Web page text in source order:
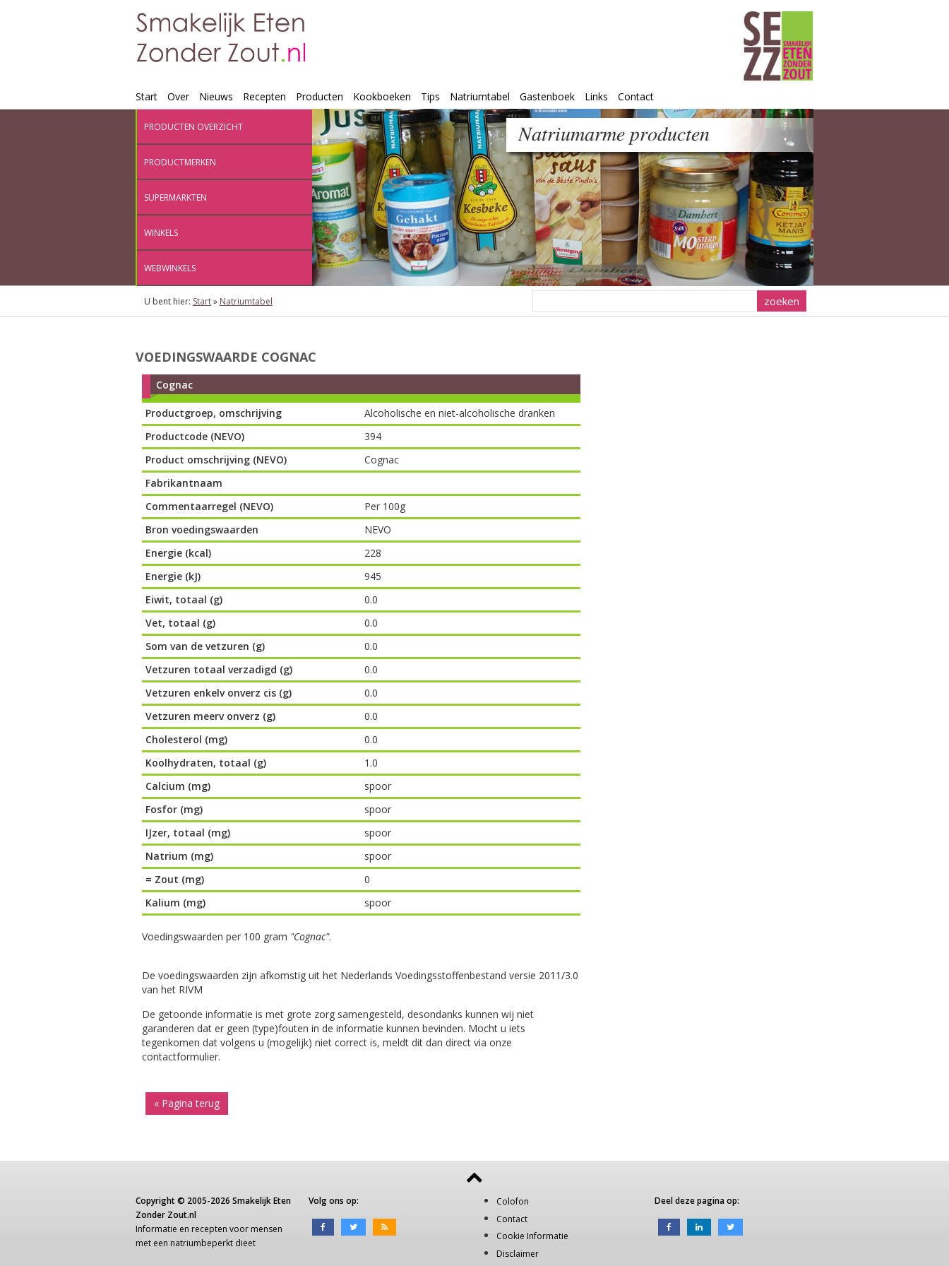
Start Over Nieuws Recepten Producten Kookboeken Tips Natriumtabel Gastenboek Links Contact
PRODUCTEN OVERZICHT
PRODUCTMERKEN
SUPERMARKTEN
WINKELS
WEBWINKELS
U bent hier: Start» Natriumtabel
VOEDINGSWAARDE COGNAC
Cognac
Productgroep, omschrijving
Alcoholische en niet-alcoholische dranken
Productcode (NEVO)
394
Product omschrijving (NEVO)
Cognac
Fabrikantnaam
Commentaarregel (NEVO)
Per 100g
Bron voedingswaarden
NEVO
Energie (kcal)
228
Energie (kJ)
945
Eiwit, totaal (g)
0.0
Vet, totaal (g)
0.0
Som van de vetzuren (g)
0.0
Vetzuren totaal verzadigd (g)
0.0
Vetzuren enkelv onverz cis (g)
0.0
Vetzuren meerv onverz (g)
0.0
Cholesterol (mg)
0.0
Koolhydraten, totaal (g)
1.0
Calcium (mg)
spoor
Fosfor (mg)
spoor
IJzer, totaal (mg)
spoor
Natrium (mg)
spoor
= Zout (mg)
0
Kalium (mg)
spoor
Voedingswaarden per 100 gram "Cognac".
De voedingswaarden zijn afkomstig uit het Nederlands Voedingsstoffenbestand versie 2011/3.0
van het RIVM
De getoonde informatie is met grote zorg samengesteld, desondanks kunnen wij niet
garanderen dat er geen (type)fouten in de informatie kunnen bevinden. Mocht u iets
tegenkomen dat volgens u (mogelijk) niet correct is, meldt dit dan direct via onze
contactformulier.
« Pagina terug
Copyright © 2005-2026 Smakelijk Eten
Zonder Zout.nl
Informatie en recepten voor mensen
met een natriumbeperkt dieet
Volg ons op:
Colofon
Contact
Cookie Informatie
Disclaimer
Deel deze pagina op: